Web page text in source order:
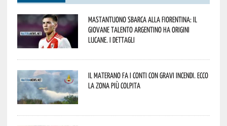
Mastantuono sbarca alla Fiorentina: il
giovane talento argentino ha origini
lucane. I dettagli
Il materano fa i conti con gravi incendi. Ecco
la zona più colpita